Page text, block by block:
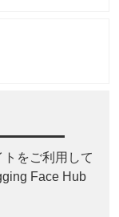
をご利用して
Face Hub